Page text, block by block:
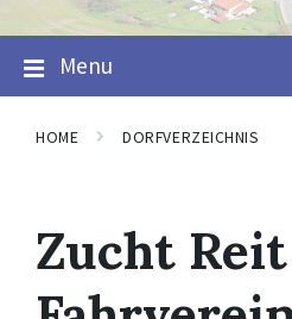
Menu
HOME DORFVERZEICHNIS
Zucht